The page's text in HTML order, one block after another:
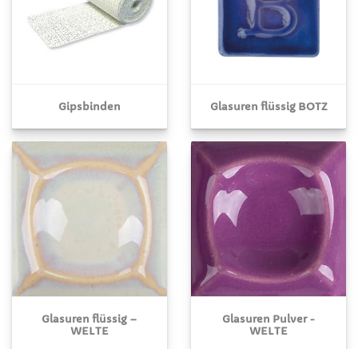
Gipsbinden Glasuren flüssig BOTZ
Glasuren flüssig –
WELTE
Glasuren Pulver -
WELTE